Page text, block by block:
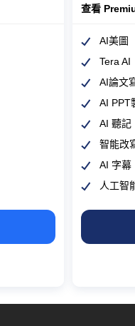
查看
查看
AI美圖
Tera AI
AI論文
AI PPT
AI 聽記
智能改
AI 字幕
人工智